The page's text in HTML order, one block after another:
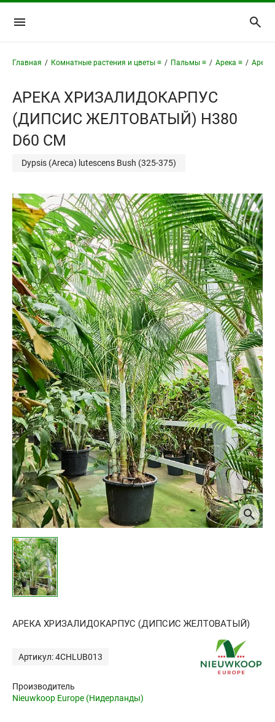
Главная / Комнатные растения и цветы ≡ / Пальмы ≡ / Арека ≡ / Арека
АРЕКА ХРИЗАЛИДОКАРПУС
(ДИПСИС ЖЕЛТОВАТЫЙ) H380
D60 СМ
Dypsis (Areca) lutescens Bush (325-375)
АРЕКА ХРИЗАЛИДОКАРПУС (ДИПСИС ЖЕЛТОВАТЫЙ)
Артикул: 4CHLUB013
Производитель
Nieuwkoop Europe (Нидерланды)